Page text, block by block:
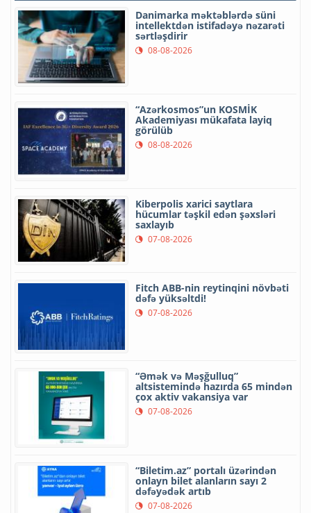
Danimarka məktəblərdə süni
intellektdən istifadəyə nəzarəti
sərtləşdirir
08-08-2026
“Azərkosmos”un KOSMİK
Akademiyası mükafata layiq
görülüb
08-08-2026
Kiberpolis xarici saytlara
hücumlar təşkil edən şəxsləri
saxlayıb
07-08-2026
Fitch ABB-nin reytinqini növbəti
dəfə yüksəltdi!
07-08-2026
“Əmək və Məşğulluq”
altsistemində hazırda 65 mindən
çox aktiv vakansiya var
07-08-2026
“Biletim.az” portalı üzərindən
onlayn bilet alanların sayı 2
dəfəyədək artıb
07-08-2026